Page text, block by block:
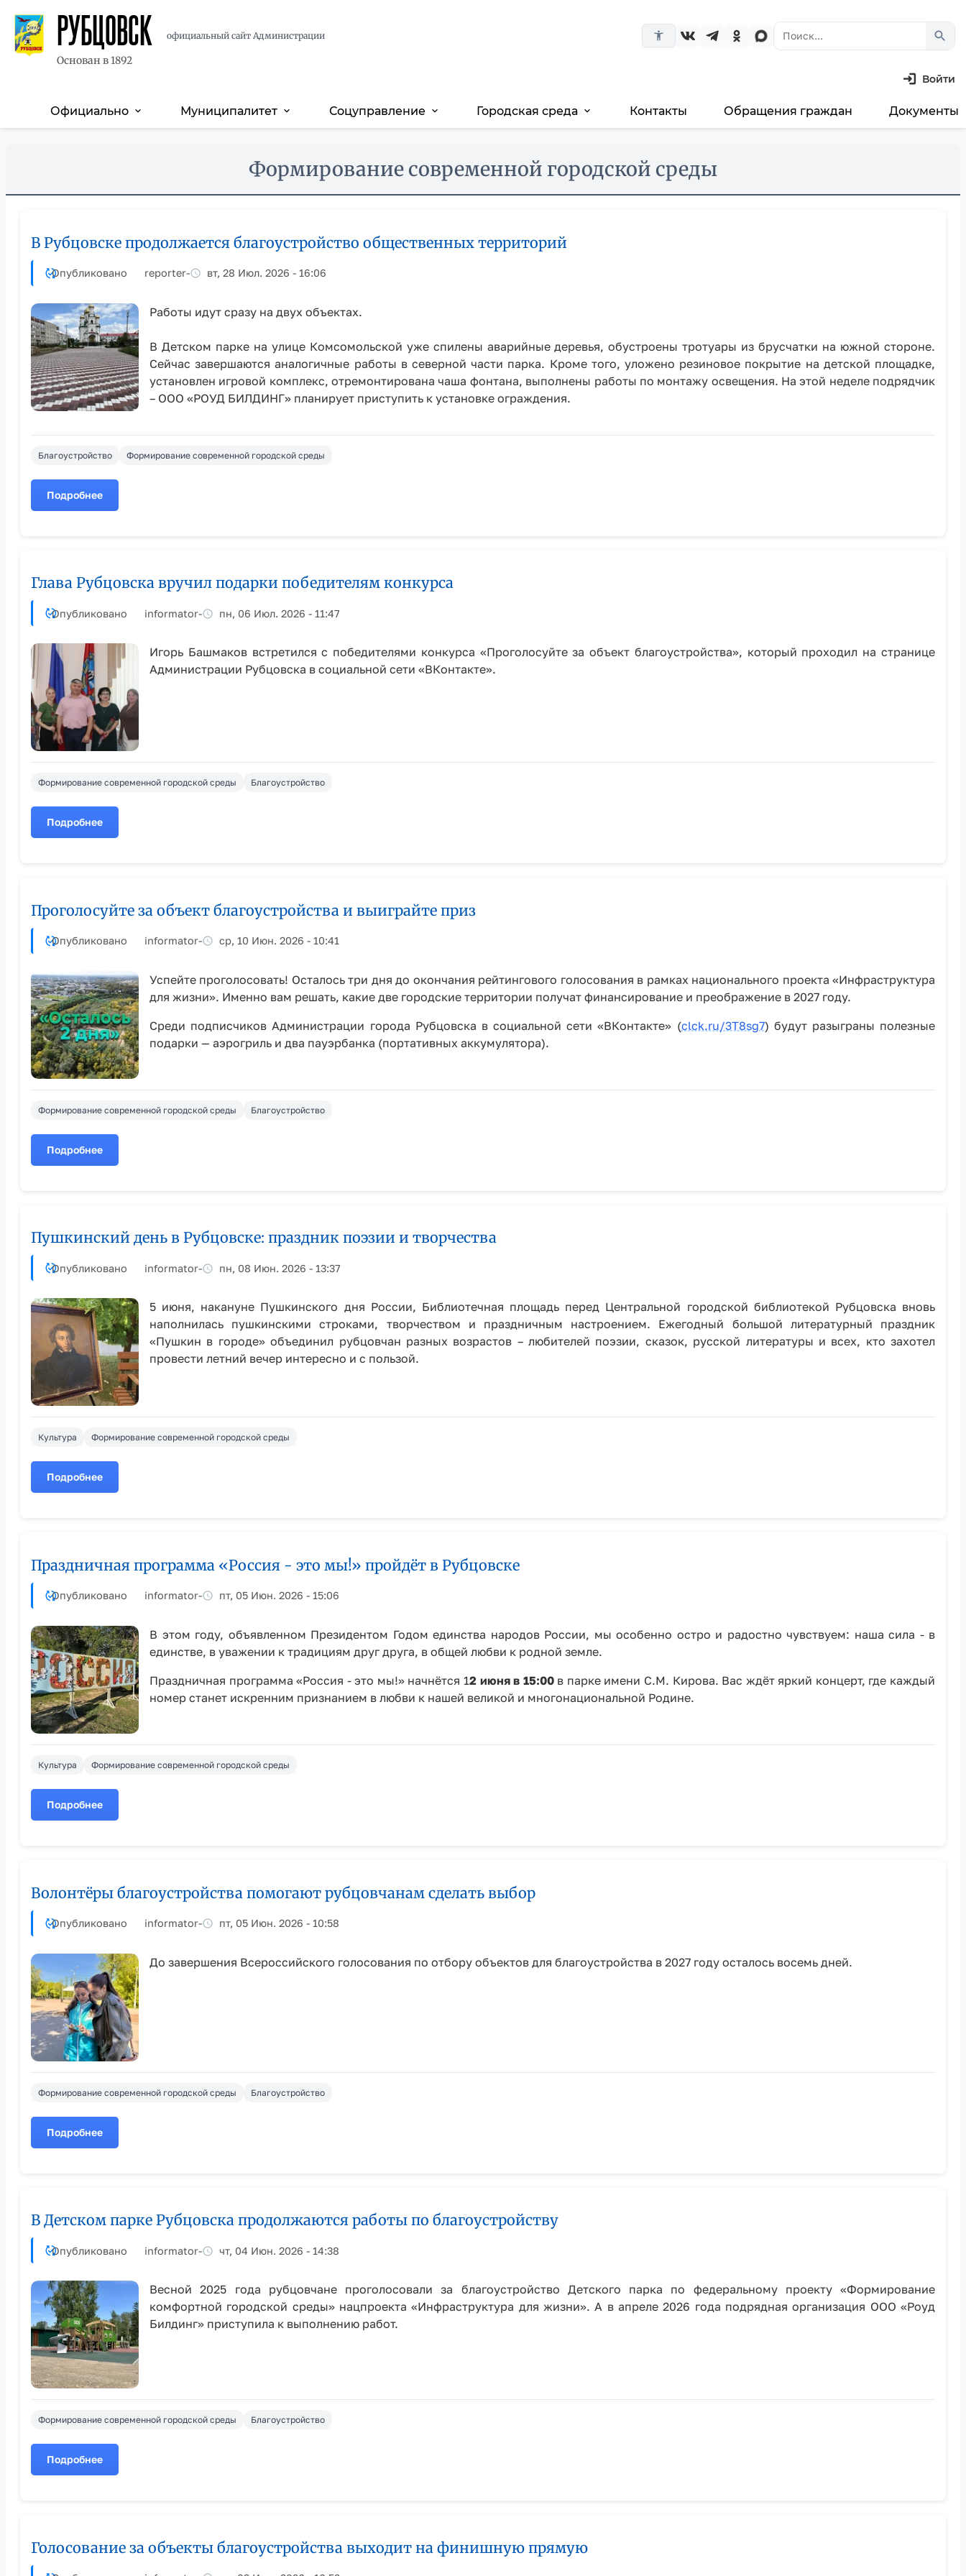
РУБЦОВСК
Основан в 1892
официальный сайт Администрации accessibility_new search
Войти
Основная
Официально expand_more Муниципалитет expand_more Соцуправление expand_more Городская среда expand_more Контакты Обращения граждан Документы
Формирование современной городской среды
В Рубцовске продолжается благоустройство общественных территорий
Опубликовано reporter- вт, 28 Июл. 2026 - 16:06
Работы идут сразу на двух объектах.
В Детском парке на улице Комсомольской уже спилены аварийные деревья, обустроены тротуары из брусчатки на южной стороне.
Сейчас завершаются аналогичные работы в северной части парка. Кроме того, уложено резиновое покрытие на детской площадке,
установлен игровой комплекс, отремонтирована чаша фонтана, выполнены работы по монтажу освещения. На этой неделе подрядчик
– ООО «РОУД БИЛДИНГ» планирует приступить к установке ограждения.
Благоустройство Формирование современной городской среды
Подробнее
о
общественных
Глава Рубцовска вручил подарки победителям конкурса
Опубликовано informator- пн, 06 Июл. 2026 - 11:47
Игорь Башмаков встретился с победителями конкурса «Проголосуйте за объект благоустройства», который проходил на странице
Администрации Рубцовска в социальной сети «ВКонтакте».
Формирование современной городской среды Благоустройство
Подробнее
о
победителям
Проголосуйте за объект благоустройства и выиграйте приз
Опубликовано informator- ср, 10 Июн. 2026 - 10:41
Успейте проголосовать! Осталось три дня до окончания рейтингового голосования в рамках национального проекта «Инфраструктура
для жизни». Именно вам решать, какие две городские территории получат финансирование и преображение в 2027 году.
Среди подписчиков Администрации города Рубцовска в социальной сети «ВКонтакте» (clck.ru/3T8sg7) будут разыграны полезные
подарки — аэрогриль и два пауэрбанка (портативных аккумулятора).
Формирование современной городской среды Благоустройство
Подробнее
о
и
приз
Пушкинский день в Рубцовске: праздник поэзии и творчества
Опубликовано informator- пн, 08 Июн. 2026 - 13:37
5 июня, накануне Пушкинского дня России, Библиотечная площадь перед Центральной городской библиотекой Рубцовска вновь
наполнилась пушкинскими строками, творчеством и праздничным настроением. Ежегодный большой литературный праздник
«Пушкин в городе» объединил рубцовчан разных возрастов – любителей поэзии, сказок, русской литературы и всех, кто захотел
провести летний вечер интересно и с пользой.
Культура Формирование современной городской среды
Подробнее
о
праздник
и
Праздничная программа «Россия - это мы!» пройдёт в Рубцовске
Опубликовано informator- пт, 05 Июн. 2026 - 15:06
В этом году, объявленном Президентом Годом единства народов России, мы особенно остро и радостно чувствуем: наша сила - в
единстве, в уважении к традициям друг друга, в общей любви к родной земле.
Праздничная программа «Россия - это мы!» начнётся 12 июня в 15:00в парке имени С.М. Кирова. Вас ждёт яркий концерт, где каждый
номер станет искренним признанием в любви к нашей великой и многонациональной Родине.
Культура Формирование современной городской среды
Подробнее
о
это
пройдёт
Рубцовске
Волонтёры благоустройства помогают рубцовчанам сделать выбор ⁣
Опубликовано informator- пт, 05 Июн. 2026 - 10:58
До завершения Всероссийского голосования по отбору объектов для благоустройства в 2027 году осталось восемь дней.
Формирование современной городской среды Благоустройство
Подробнее
о
сделать
⁣
В Детском парке Рубцовска продолжаются работы по благоустройству
Опубликовано informator- чт, 04 Июн. 2026 - 14:38
Весной 2025 года рубцовчане проголосовали за благоустройство Детского парка по федеральному проекту «Формирование
комфортной городской среды» нацпроекта «Инфраструктура для жизни». А в апреле 2026 года подрядная организация ООО «Роуд
Билдинг» приступила к выполнению работ.
Формирование современной городской среды Благоустройство
Подробнее
о
продолжаются
Голосование за объекты благоустройства выходит на финишную прямую